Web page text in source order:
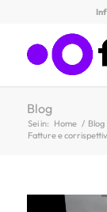
Blog
Sei in: Home / Blog
Fatture e